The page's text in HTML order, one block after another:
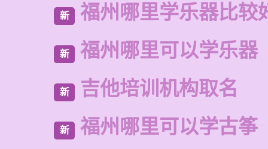
新 福州哪里学乐器比较
新 福州哪里可以学乐器
新 吉他培训机构取名
新 福州哪里可以学古筝